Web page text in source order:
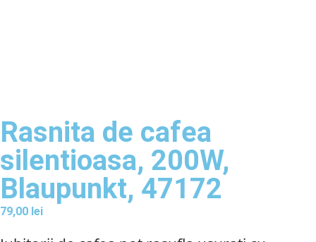
Rasnita de cafea
silentioasa, 200W,
Blaupunkt, 47172
79,00 lei